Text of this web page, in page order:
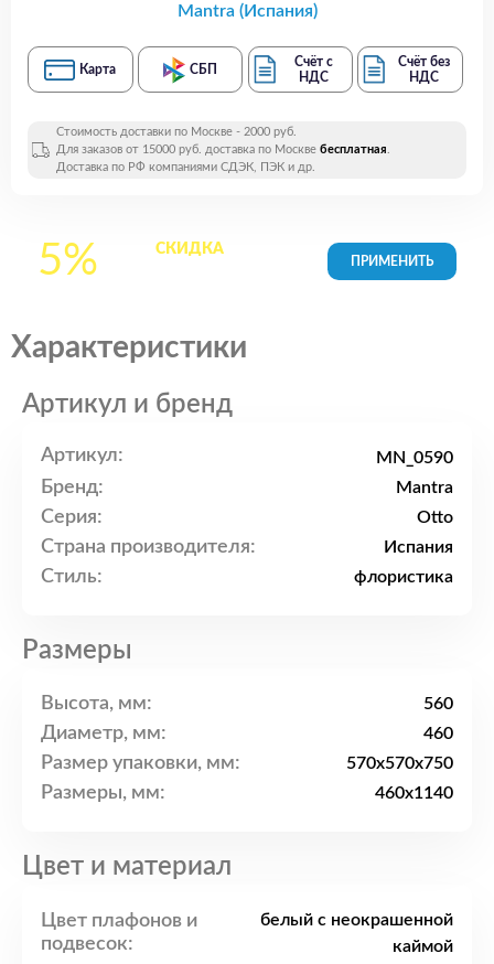
Mantra (Испания)
Карта СБП
Счёт с
НДС
Счёт без
НДС
Стоимость доставки по Москве - 2000 руб.
Для заказов от 15000 руб. доставка по Москве бесплатная.
Доставка по РФ компаниями СДЭК, ПЭК и др.
5% СКИДКАна все
Характеристики
Артикул и бренд
Артикул: MN_0590
Бренд: Mantra
Серия: Otto
Страна производителя: Испания
Стиль: флористика
Размеры
Высота, мм: 560
Диаметр, мм: 460
Размер упаковки, мм: 570x570x750
Размеры, мм: 460x1140
Цвет и материал
Цвет плафонов и
подвесок:
белый с неокрашенной
каймой